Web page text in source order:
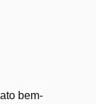
Retrato
Luz e
bem-